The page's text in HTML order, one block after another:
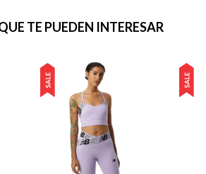
TE PUEDEN INTERESAR